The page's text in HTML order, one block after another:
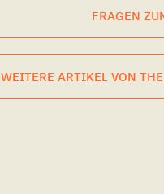
FRAGEN
WEITERE ARTIKEL VON